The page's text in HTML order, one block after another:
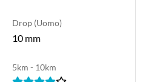
Drop (Uomo)
10 mm
5km - 10km